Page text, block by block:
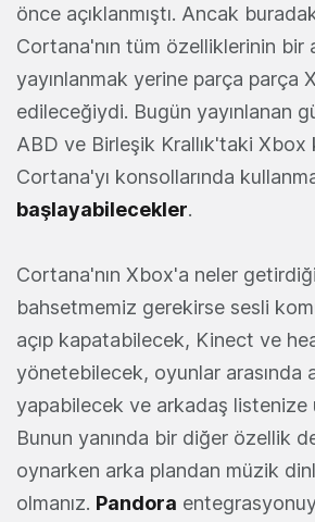
önce açıklanmıştı. Ancak
Cortana'nın tüm özelliklerinin bir
yayınlanmak yerine parça parça
edileceğiydi. Bugün yayınlanan
ABD ve Birleşik Krallık'taki Xbox
Cortana'yı konsollarında
başlayabilecekler.
Cortana'nın Xbox'a neler
bahsetmemiz gerekirse sesli
açıp kapatabilecek, Kinect ve
yönetebilecek, oyunlar arasında
yapabilecek ve arkadaş listenize
Bunun yanında bir diğer özellik
oynarken arka plandan müzik
olmanız. Pandora